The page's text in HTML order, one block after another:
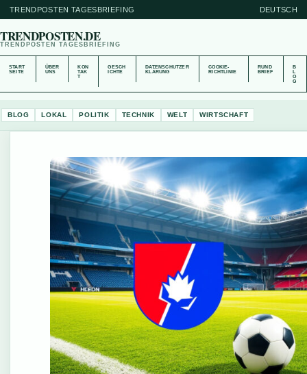
TRENDPOSTEN TAGESBRIEFING DEUTSCH
TRENDPOSTEN.DE
TRENDPOSTEN TAGESBRIEFING
START
SEITE
ÜBER
UNS
KON
TAK
T
GESCH
ICHTE
DATENSCHUTZER
KLÄRUNG
COOKIE-
RICHTLINIE
RUND
BRIEF
B
O
G
BLOG LOKAL POLITIK TECHNIK WELT WIRTSCHAFT